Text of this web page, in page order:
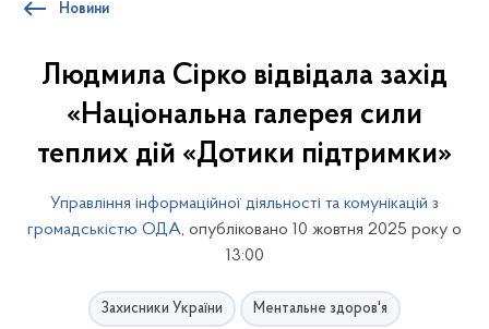
Новини
Людмила Сірко відвідала захід
«Національна галерея сили
теплих дій «Дотики підтримки»
Управління інформаційної діяльності та комунікацій з
громадськістю ОДА, опубліковано 10 жовтня 2025 року о
13:00
Захисники України Ментальне здоров'я